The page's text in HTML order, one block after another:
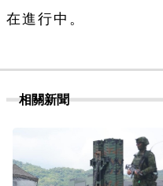
在進行中。
相關新聞